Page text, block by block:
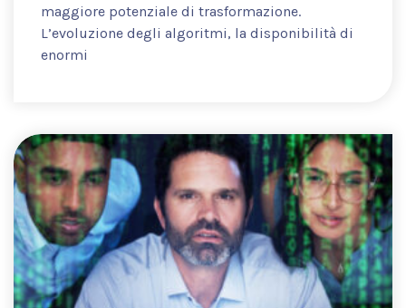
maggiore potenziale di trasformazione.
L’evoluzione degli algoritmi, la disponibilità di
enormi